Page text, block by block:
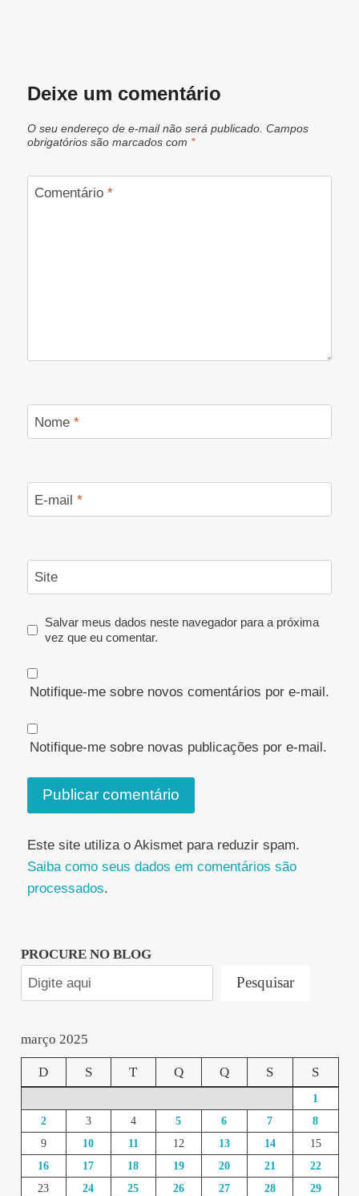
Deixe um comentário
O seu endereço de e-mail não será publicado. Campos
obrigatórios são marcados com *
Comentário *
Nome *
E-mail *
Site
Salvar meus dados neste navegador para a próxima
vez que eu comentar.
Notifique-me sobre novos comentários por e-mail.
Notifique-me sobre novas publicações por e-mail.
Este site utiliza o Akismet para reduzir spam.
Saiba como seus dados em comentários são
processados.
PROCURE NO BLOG
Pesquisar
março 2025
D S T Q Q S S
1
2
3 4 5 6 7
8
9
10 11 12 13 14
15
16
17 18 19 20 21
22
23
24 25 26 27 28
29